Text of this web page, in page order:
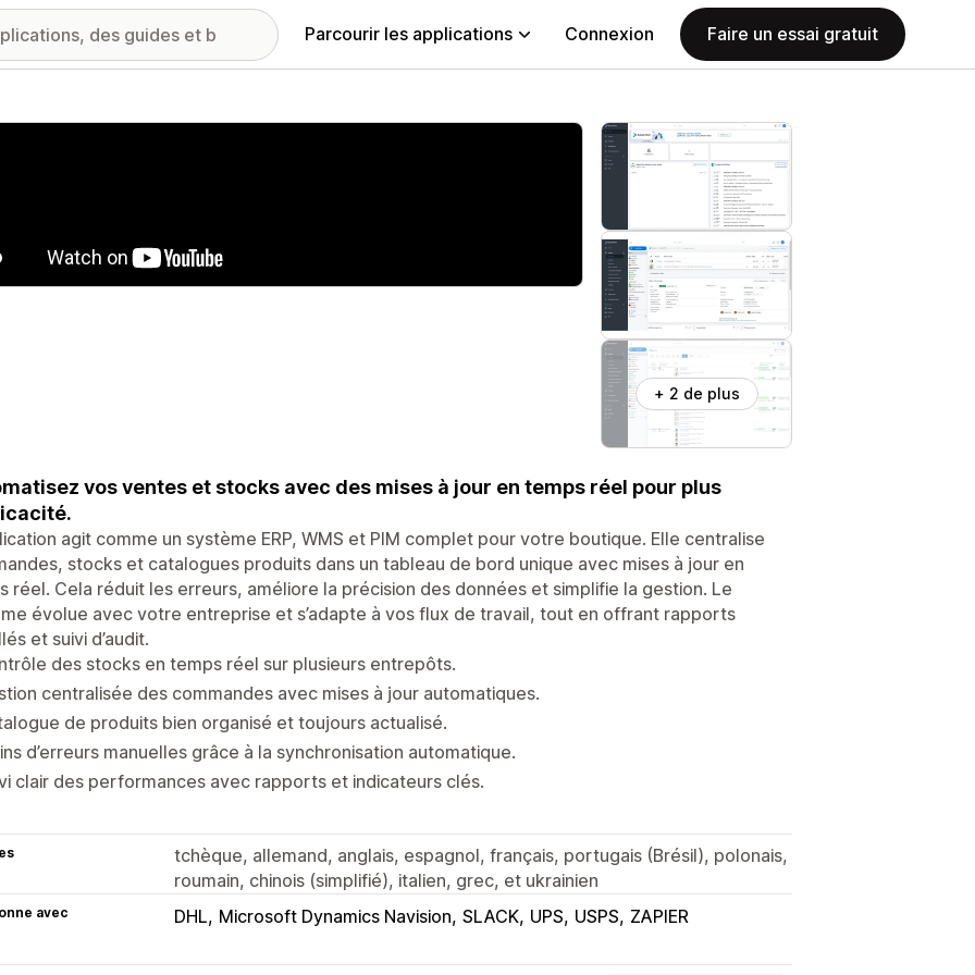
Parcourir les applications Connexion Faire un essai gratuit
d’images vedette
+ 2 de plus
vos ventes et stocks avec des mises à jour en temps réel pour plus
agit comme un système ERP, WMS et PIM complet pour votre boutique. Elle centralise
stocks et catalogues produits dans un tableau de bord unique avec mises à jour en
réel. Cela réduit les erreurs, améliore la précision des données et simplifie la gestion. Le
évolue avec votre entreprise et s’adapte à vos flux de travail, tout en offrant rapports
et suivi d’audit.
des stocks en temps réel sur plusieurs entrepôts.
centralisée des commandes avec mises à jour automatiques.
de produits bien organisé et toujours actualisé.
d’erreurs manuelles grâce à la synchronisation automatique.
clair des performances avec rapports et indicateurs clés.
tchèque, allemand, anglais, espagnol, français, portugais (Brésil), polonais,
roumain, chinois (simplifié), italien, grec, et ukrainien
avec DHL Microsoft Dynamics Navision SLACK UPS USPS ZAPIER